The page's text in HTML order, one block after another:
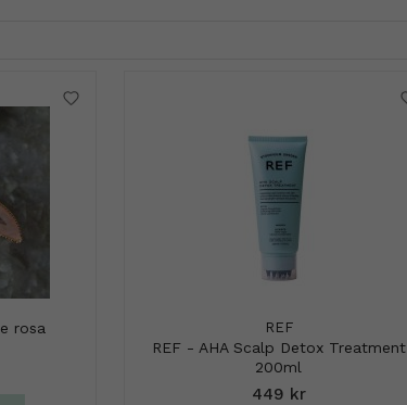
rosa REF
REF - AHA Scalp Detox Treatment
200ml
449 kr